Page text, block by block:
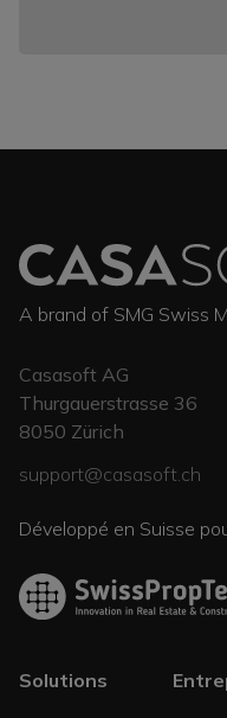
A brand of SMG Swiss
Casasoft AG
Thurgauerstrasse 36
8050 Zürich
support@casasoft.ch
Développé en Suisse
Solutions